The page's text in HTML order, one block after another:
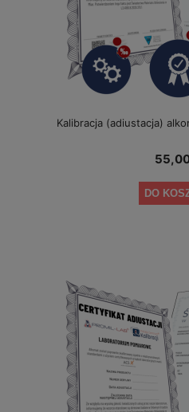
Kalibracja (adiustacja)
DO